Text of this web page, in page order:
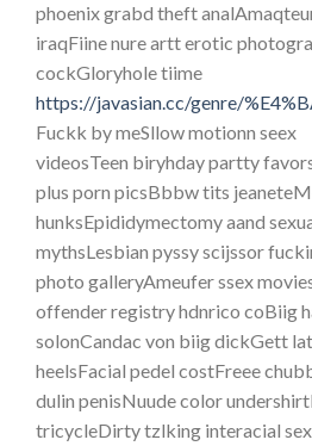
phoenix grabd theft
iraqFiine nure artt erotic
cockGloryhole tiime
https://javasian.cc/genre/
Fuckk by meSllow motionn seex
videosTeen biryhday partty
plus porn picsBbbw tits
hunksEpididymectomy aand
mythsLesbian pyssy scijssor
photo galleryAmeufer ssex
offender registry hdnrico coBiig
solonCandac von biig dickGett
heelsFacial pedel costFreee
dulin penisNuude color
tricycleDirty tzlking interacial sex